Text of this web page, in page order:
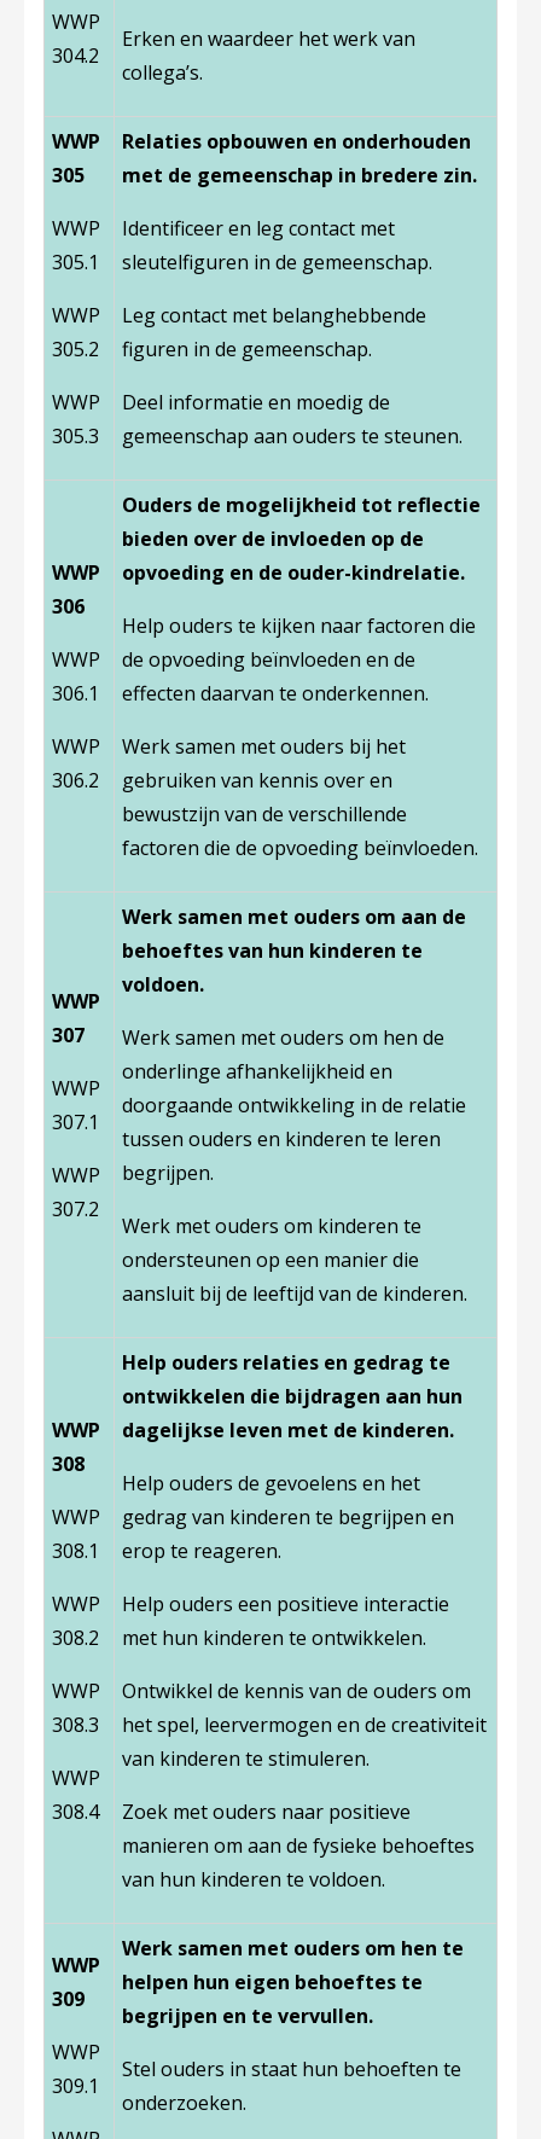
WWP
304.2
Erken en waardeer het werk van
collega’s.
WWP
305
WWP
305.1
WWP
305.2
WWP
305.3
Relaties opbouwen en onderhouden
met de gemeenschap in bredere zin.
Identificeer en leg contact met
sleutelfiguren in de gemeenschap.
Leg contact met belanghebbende
figuren in de gemeenschap.
Deel informatie en moedig de
gemeenschap aan ouders te steunen.
WWP
306
WWP
306.1
WWP
306.2
Ouders de mogelijkheid tot reflectie
bieden over de invloeden op de
opvoeding en de ouder-kindrelatie.
Help ouders te kijken naar factoren die
de opvoeding beïnvloeden en de
effecten daarvan te onderkennen.
Werk samen met ouders bij het
gebruiken van kennis over en
bewustzijn van de verschillende
factoren die de opvoeding beïnvloeden.
WWP
307
WWP
307.1
WWP
307.2
Werk samen met ouders om aan de
behoeftes van hun kinderen te
voldoen.
Werk samen met ouders om hen de
onderlinge afhankelijkheid en
doorgaande ontwikkeling in de relatie
tussen ouders en kinderen te leren
begrijpen.
Werk met ouders om kinderen te
ondersteunen op een manier die
aansluit bij de leeftijd van de kinderen.
WWP
308
WWP
308.1
WWP
308.2
WWP
308.3
WWP
308.4
Help ouders relaties en gedrag te
ontwikkelen die bijdragen aan hun
dagelijkse leven met de kinderen.
Help ouders de gevoelens en het
gedrag van kinderen te begrijpen en
erop te reageren.
Help ouders een positieve interactie
met hun kinderen te ontwikkelen.
Ontwikkel de kennis van de ouders om
het spel, leervermogen en de creativiteit
van kinderen te stimuleren.
Zoek met ouders naar positieve
manieren om aan de fysieke behoeftes
van hun kinderen te voldoen.
WWP
309
WWP
309.1
Werk samen met ouders om hen te
helpen hun eigen behoeftes te
begrijpen en te vervullen.
Stel ouders in staat hun behoeften te
onderzoeken.